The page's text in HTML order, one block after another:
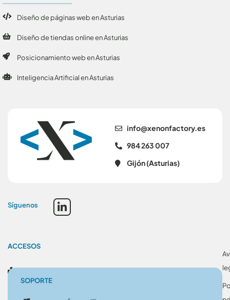
se.yrotcafnonex@ofni
984 263 007
Gijón (Asturias)
Síguenos
Diseño de páginas web en Asturias
Diseño de tiendas online en Asturias
Posicionamiento web en Asturias
Inteligencia Artificial en Asturias
ACCESOS
SOPORTE